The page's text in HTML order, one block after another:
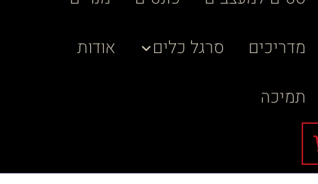
מדריכים
סרגל כלים
אודות
תמיכה